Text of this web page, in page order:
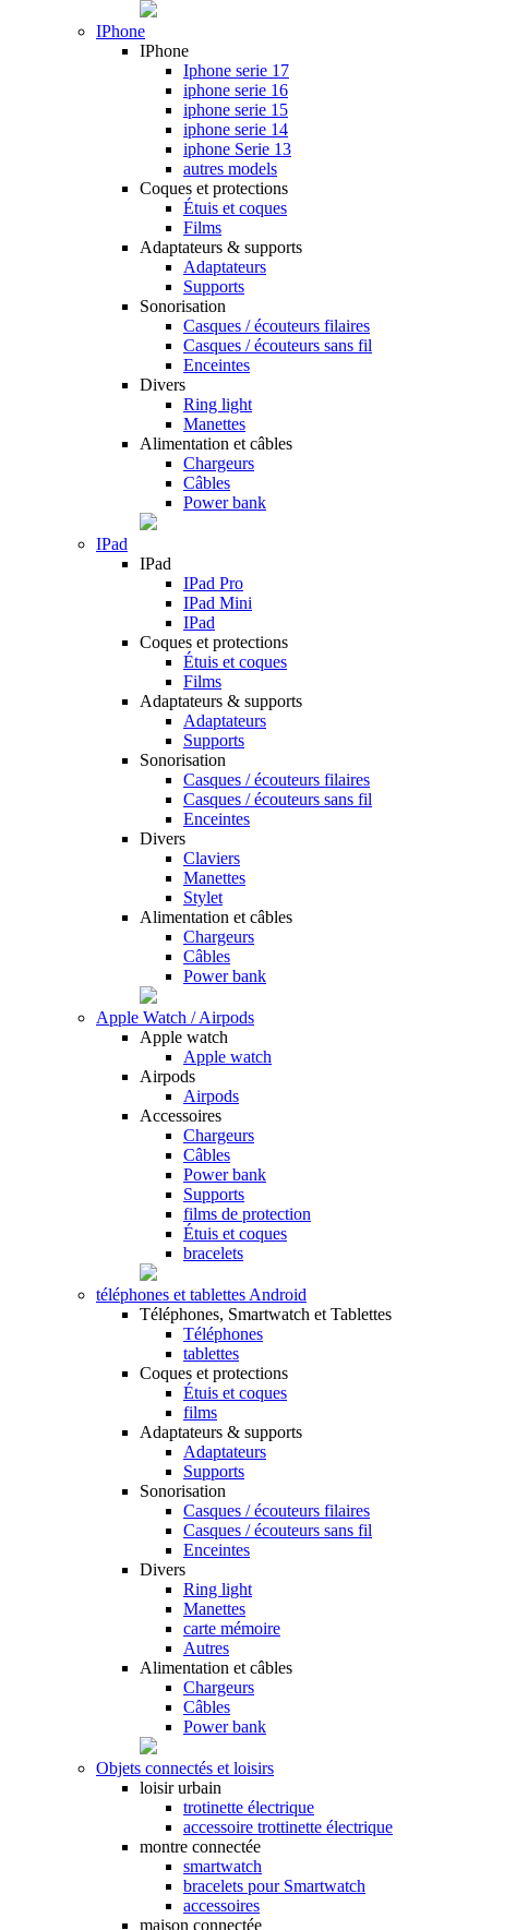
IPhone
IPhone
Iphone serie 17
iphone serie 16
iphone serie 15
iphone serie 14
iphone Serie 13
autres models
Coques et protections
Étuis et coques
Films
Adaptateurs & supports
Adaptateurs
Supports
Sonorisation
Casques / écouteurs filaires
Casques / écouteurs sans fil
Enceintes
Divers
Ring light
Manettes
Alimentation et câbles
Chargeurs
Câbles
Power bank
IPad
IPad
IPad Pro
IPad Mini
IPad
Coques et protections
Étuis et coques
Films
Adaptateurs & supports
Adaptateurs
Supports
Sonorisation
Casques / écouteurs filaires
Casques / écouteurs sans fil
Enceintes
Divers
Claviers
Manettes
Stylet
Alimentation et câbles
Chargeurs
Câbles
Power bank
Apple Watch / Airpods
Apple watch
Apple watch
Airpods
Airpods
Accessoires
Chargeurs
Câbles
Power bank
Supports
films de protection
Étuis et coques
bracelets
téléphones et tablettes Android
Téléphones, Smartwatch et Tablettes
Téléphones
tablettes
Coques et protections
Étuis et coques
films
Adaptateurs & supports
Adaptateurs
Supports
Sonorisation
Casques / écouteurs filaires
Casques / écouteurs sans fil
Enceintes
Divers
Ring light
Manettes
carte mémoire
Autres
Alimentation et câbles
Chargeurs
Câbles
Power bank
Objets connectés et loisirs
loisir urbain
trotinette électrique
accessoire trottinette électrique
montre connectée
smartwatch
bracelets pour Smartwatch
accessoires
maison connectée